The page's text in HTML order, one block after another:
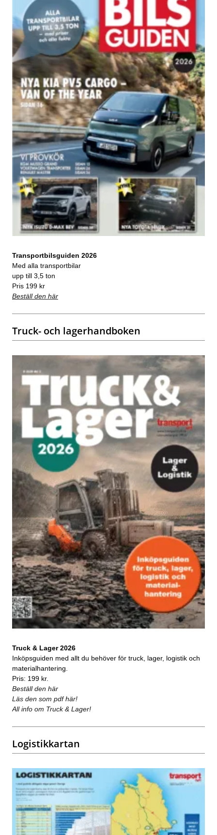
Transportbilsguiden 2026
Med alla transportbilar
upp till 3,5 ton
Pris 199 kr
Beställ den här
Truck- och lagerhandboken
Truck & Lager 2026
Inköpsguiden med allt du behöver för truck, lager, logistik och
materialhantering.
Pris: 199 kr.
Beställ den här
Läs den som pdf här!
All info om Truck & Lager!
Logistikkartan